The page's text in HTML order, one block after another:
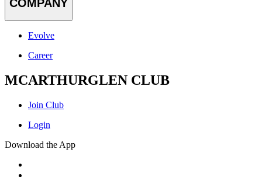
COMPANY
Evolve
Career
MCARTHURGLEN CLUB
Join Club
Login
Download the App